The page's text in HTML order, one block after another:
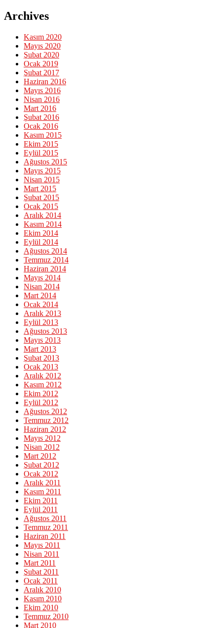
Archives
Kasım 2020
Mayıs 2020
Şubat 2020
Ocak 2019
Şubat 2017
Haziran 2016
Mayıs 2016
Nisan 2016
Mart 2016
Şubat 2016
Ocak 2016
Kasım 2015
Ekim 2015
Eylül 2015
Ağustos 2015
Mayıs 2015
Nisan 2015
Mart 2015
Şubat 2015
Ocak 2015
Aralık 2014
Kasım 2014
Ekim 2014
Eylül 2014
Ağustos 2014
Temmuz 2014
Haziran 2014
Mayıs 2014
Nisan 2014
Mart 2014
Ocak 2014
Aralık 2013
Eylül 2013
Ağustos 2013
Mayıs 2013
Mart 2013
Şubat 2013
Ocak 2013
Aralık 2012
Kasım 2012
Ekim 2012
Eylül 2012
Ağustos 2012
Temmuz 2012
Haziran 2012
Mayıs 2012
Nisan 2012
Mart 2012
Şubat 2012
Ocak 2012
Aralık 2011
Kasım 2011
Ekim 2011
Eylül 2011
Ağustos 2011
Temmuz 2011
Haziran 2011
Mayıs 2011
Nisan 2011
Mart 2011
Şubat 2011
Ocak 2011
Aralık 2010
Kasım 2010
Ekim 2010
Temmuz 2010
Mart 2010